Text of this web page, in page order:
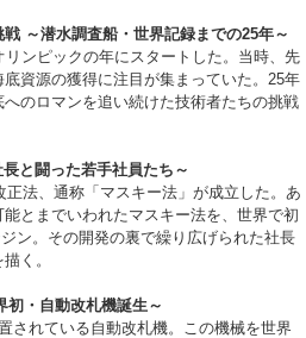
～潜水調査船・世界記録までの25年～
ンピックの年にスタートした。当時、先
資源の獲得に注目が集まっていた。25年
のロマンを追い続けた技術者たちの挑戦
と闘った若手社員たち～
法、通称「マスキー法」が成立した。あ
とまでいわれたマスキー法を、世界で初
ン。その開発の裏で繰り広げられた社長
く。
・自動改札機誕生～
されている自動改札機。この機械を世界